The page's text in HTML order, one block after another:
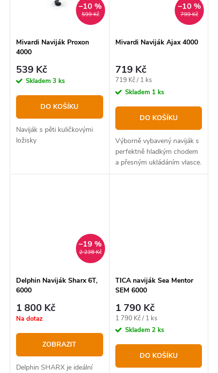
599 Kč
–10 %
Mivardi Naviják Proxon
4000
539 Kč
Skladem 3 ks
DO KOŠÍKU
Naviják s pěti kuličkovými
ložisky
799 Kč
–10 %
Mivardi Naviják Ajax 4000
719 Kč
Měrná
cena:
719 Kč / 1 ks
Skladem 1 ks
DO KOŠÍKU
Výborně vybavený naviják s
perfektně hladkým chodem
a přesným ukládáním vlasce.
2 238 Kč
–19 %
Delphin Naviják Sharx 6T,
6000
1 800 Kč
Na dotaz
ZOBRAZIT
Delphin SHARX je ideální
TICA naviják Sea Mentor
SEM 6000
1 790 Kč
Měrná
cena:
1 790 Kč / 1 ks
Skladem 2 ks
DO KOŠÍKU